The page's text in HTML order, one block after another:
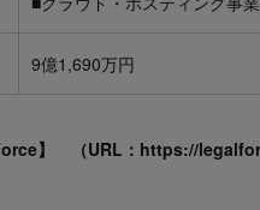
9億1,690万円
】 （URL ： https://